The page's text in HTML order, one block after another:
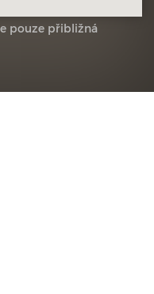
pouze přibližná